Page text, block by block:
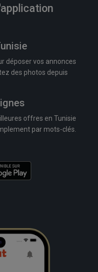
déposer vos annonces
des photos depuis
offres en Tunisie
par mots-clés.